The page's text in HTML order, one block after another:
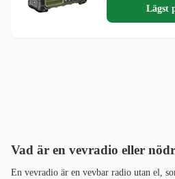
Lägst
Vad är en vevradio eller
En vevradio är en vevbar radio utan el,